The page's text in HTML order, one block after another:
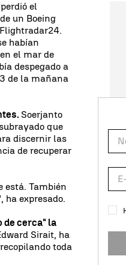
el
un Boeing
habían
el mar de
despegado a
de la mañana
Soerjanto
que
discernir las
de recuperar
está. También
ha expresado.
de cerca" la
Sirait, ha
toda